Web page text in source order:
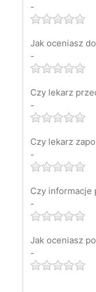
-
Jak oceniasz
-
Czy lekarz
-
Czy lekarz
-
Czy informacje
-
Jak oceniasz
-